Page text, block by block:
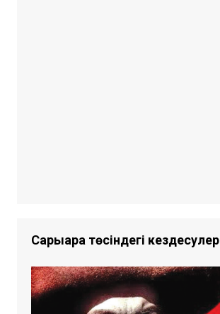
Сарыарқа төсіндегі кездесулер